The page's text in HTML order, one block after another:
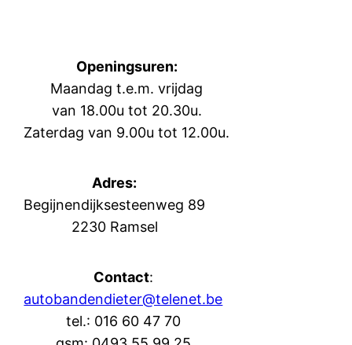
Openingsuren:
Maandag t.e.m. vrijdag
van 18.00u tot 20.30u.
Zaterdag van 9.00u tot 12.00u.
Adres:
Begijnendijksesteenweg 89
2230 Ramsel
Contact:
autobandendieter@telenet.be
tel.: 016 60 47 70